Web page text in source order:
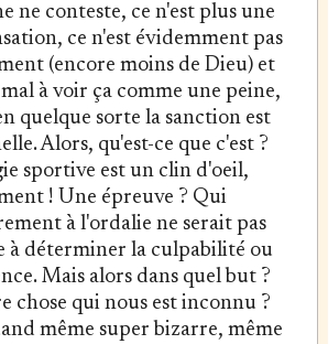
ne conteste, ce n'est plus une
ce n'est évidemment pas
(encore moins de Dieu) et
à voir ça comme une peine,
quelque sorte la sanction est
Alors, qu'est-ce que c'est ?
sportive est un clin d'oeil,
! Une épreuve ? Qui
à l'ordalie ne serait pas
à déterminer la culpabilité ou
Mais alors dans quel but ?
chose qui nous est inconnu ?
même super bizarre, même